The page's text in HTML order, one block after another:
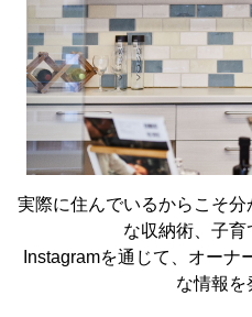
実際に住んでいるからこそ
な収納術、子育
Instagramを通じて、オー
な情報を